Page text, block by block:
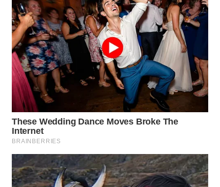
WN
INDRAMAYU
WN
KUNINGAN
WN
MAJALENGKA
WN
SUBANG
WN
SUKABUMI